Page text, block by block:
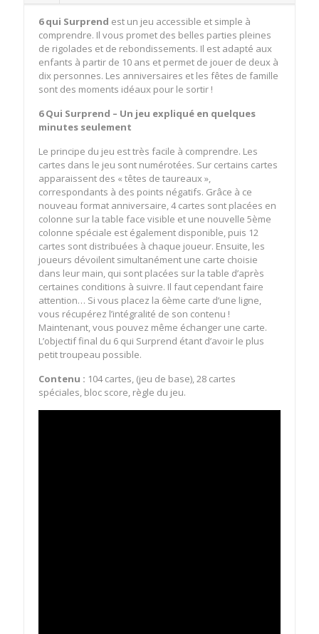
6 qui Surprend est un jeu accessible et simple à
comprendre. Il vous promet des belles parties pleines
de rigolades et de rebondissements. Il est adapté aux
enfants à partir de 10 ans et permet de jouer de deux à
dix personnes. Les anniversaires et les fêtes de famille
sont des moments idéaux pour le sortir !
6 Qui Surprend – Un jeu expliqué en quelques
minutes seulement
Le principe du jeu est très facile à comprendre. Les
cartes dans le jeu sont numérotées. Sur certains cartes
apparaissent des « têtes de taureaux »,
correspondants à des points négatifs. Grâce à ce
nouveau format anniversaire, 4 cartes sont placées en
colonne sur la table face visible et une nouvelle 5ème
colonne spéciale est également disponible, puis 12
cartes sont distribuées à chaque joueur. Ensuite, les
joueurs dévoilent simultanément une carte choisie
dans leur main, qui sont placées sur la table d’après
certaines conditions à suivre. Il faut cependant faire
attention… Si vous placez la 6ème carte d’une ligne,
vous récupérez l’intégralité de son contenu !
Maintenant, vous pouvez même échanger une carte.
L’objectif final du 6 qui Surprend étant d’avoir le plus
petit troupeau possible.
Contenu : 104 cartes, (jeu de base), 28 cartes
spéciales, bloc score, règle du jeu.